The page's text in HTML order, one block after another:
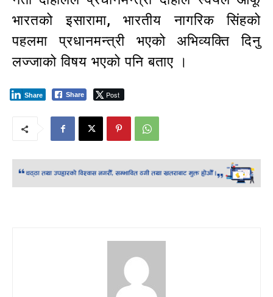
भारतको इसारामा, भारतीय नागरिक सिंहको
पहलमा प्रधानमन्त्री भएको अभिव्यक्ति दिनु
लज्जाको विषय भएको पनि बताए ।
Share Post
Share